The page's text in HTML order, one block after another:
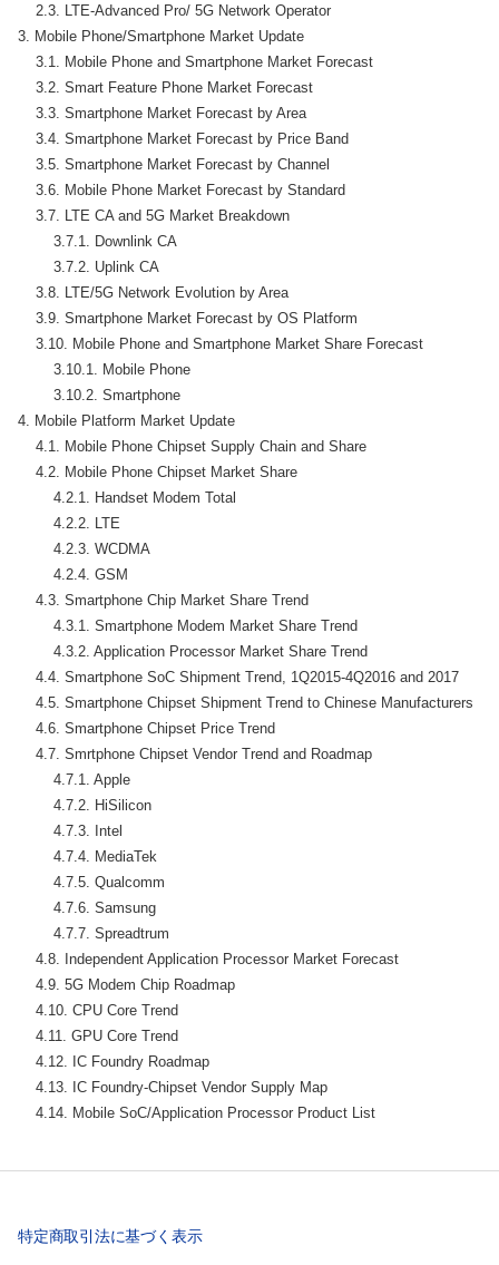
    2.3. LTE-Advanced Pro/ 5G Network Operator
3. Mobile Phone/Smartphone Market Update
    3.1. Mobile Phone and Smartphone Market Forecast
    3.2. Smart Feature Phone Market Forecast
    3.3. Smartphone Market Forecast by Area
    3.4. Smartphone Market Forecast by Price Band
    3.5. Smartphone Market Forecast by Channel
    3.6. Mobile Phone Market Forecast by Standard
    3.7. LTE CA and 5G Market Breakdown
        3.7.1. Downlink CA
        3.7.2. Uplink CA
    3.8. LTE/5G Network Evolution by Area
    3.9. Smartphone Market Forecast by OS Platform
    3.10. Mobile Phone and Smartphone Market Share Forecast
        3.10.1. Mobile Phone
        3.10.2. Smartphone
4. Mobile Platform Market Update
    4.1. Mobile Phone Chipset Supply Chain and Share
    4.2. Mobile Phone Chipset Market Share
        4.2.1. Handset Modem Total
        4.2.2. LTE
        4.2.3. WCDMA
        4.2.4. GSM
    4.3. Smartphone Chip Market Share Trend
        4.3.1. Smartphone Modem Market Share Trend
        4.3.2. Application Processor Market Share Trend
    4.4. Smartphone SoC Shipment Trend, 1Q2015-4Q2016 and 2017
    4.5. Smartphone Chipset Shipment Trend to Chinese Manufacturers
    4.6. Smartphone Chipset Price Trend
    4.7. Smrtphone Chipset Vendor Trend and Roadmap
        4.7.1. Apple
        4.7.2. HiSilicon
        4.7.3. Intel
        4.7.4. MediaTek
        4.7.5. Qualcomm
        4.7.6. Samsung
        4.7.7. Spreadtrum
    4.8. Independent Application Processor Market Forecast
    4.9. 5G Modem Chip Roadmap
    4.10. CPU Core Trend
    4.11. GPU Core Trend
    4.12. IC Foundry Roadmap
    4.13. IC Foundry-Chipset Vendor Supply Map
    4.14. Mobile SoC/Application Processor Product List
特定商取引法に基づく表示